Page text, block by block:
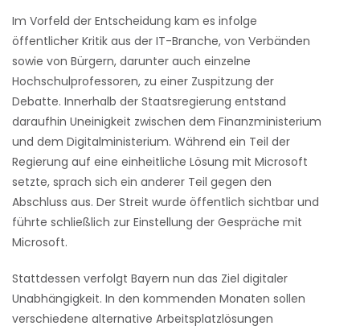
Im Vorfeld der Entscheidung kam es infolge
öffentlicher Kritik aus der IT-Branche, von Verbänden
sowie von Bürgern, darunter auch einzelne
Hochschulprofessoren, zu einer Zuspitzung der
Debatte. Innerhalb der Staatsregierung entstand
daraufhin Uneinigkeit zwischen dem Finanzministerium
und dem Digitalministerium. Während ein Teil der
Regierung auf eine einheitliche Lösung mit Microsoft
setzte, sprach sich ein anderer Teil gegen den
Abschluss aus. Der Streit wurde öffentlich sichtbar und
führte schließlich zur Einstellung der Gespräche mit
Microsoft.
Stattdessen verfolgt Bayern nun das Ziel digitaler
Unabhängigkeit. In den kommenden Monaten sollen
verschiedene alternative Arbeitsplatzlösungen